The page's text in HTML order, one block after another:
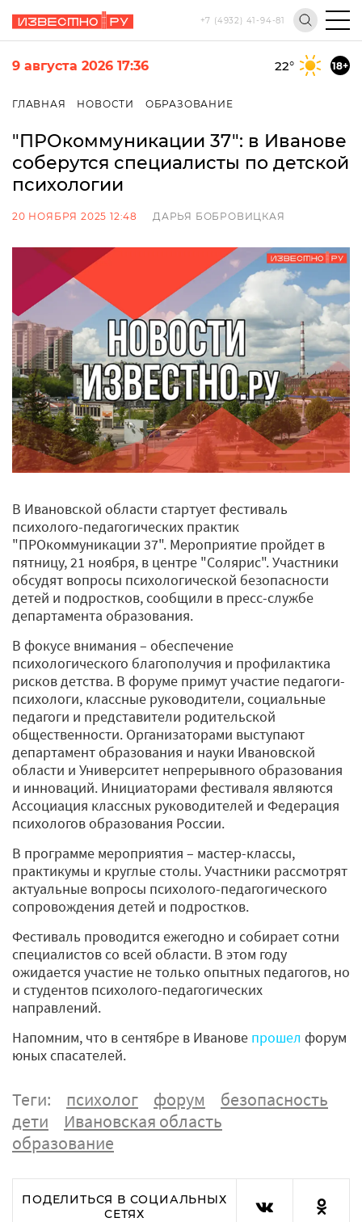
+7 (4932) 41-94-81
9 августа 2026 17:36 22° 18+
ГЛАВНАЯ НОВОСТИ ОБРАЗОВАНИЕ
"ПРОкоммуникации 37": в Иванове
соберутся специалисты по детской
психологии
20 НОЯБРЯ 2025 12:48 ДАРЬЯ БОБРОВИЦКАЯ
В Ивановской области стартует фестиваль
психолого-педагогических практик
"ПРОкоммуникации 37". Мероприятие пройдет в
пятницу, 21 ноября, в центре "Солярис". Участники
обсудят вопросы психологической безопасности
детей и подростков, сообщили в пресс-службе
департамента образования.
В фокусе внимания – обеспечение
психологического благополучия и профилактика
рисков детства. В форуме примут участие педагоги-
психологи, классные руководители, социальные
педагоги и представители родительской
общественности. Организаторами выступают
департамент образования и науки Ивановской
области и Университет непрерывного образования
и инноваций. Инициаторами фестиваля являются
Ассоциация классных руководителей и Федерация
психологов образования России.
В программе мероприятия – мастер-классы,
практикумы и круглые столы. Участники рассмотрят
актуальные вопросы психолого-педагогического
сопровождения детей и подростков.
Фестиваль проводится ежегодно и собирает сотни
специалистов со всей области. В этом году
ожидается участие не только опытных педагогов, но
и студентов психолого-педагогических
направлений.
Напомним, что в сентябре в Иванове прошел форум
юных спасателей.
Теги: психолог форум
безопасность
дети
Ивановская область
образование
ПОДЕЛИТЬСЯ В СОЦИАЛЬНЫХ
СЕТЯХ